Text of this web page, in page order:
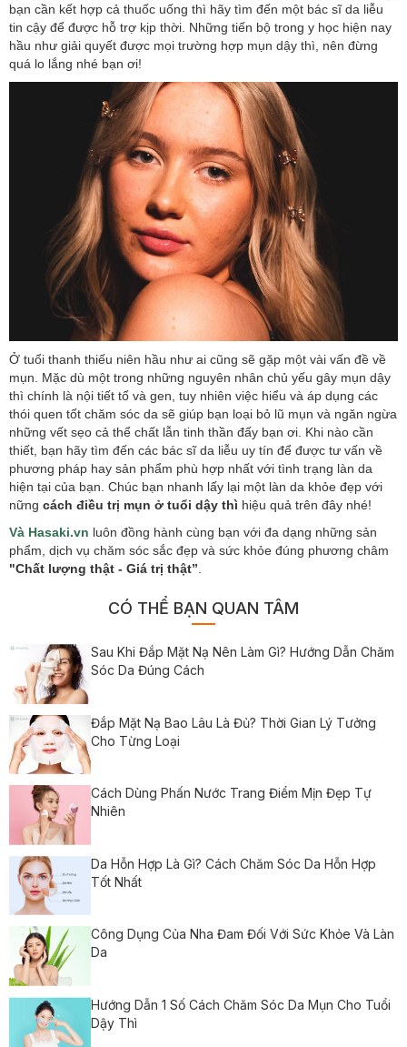
bạn cần kết hợp cả thuốc uống thì hãy tìm đến một bác sĩ da liễu
tin cậy để được hỗ trợ kịp thời. Những tiến bộ trong y học hiện nay
hầu như giải quyết được mọi trường hợp mụn dậy thì, nên đừng
quá lo lắng nhé bạn ơi!
Ở tuổi thanh thiếu niên hầu như ai cũng sẽ gặp một vài vấn đề về
mụn. Mặc dù một trong những nguyên nhân chủ yếu gây mụn dậy
thì chính là nội tiết tố và gen, tuy nhiên việc hiểu và áp dụng các
thói quen tốt chăm sóc da sẽ giúp bạn loại bỏ lũ mụn và ngăn ngừa
những vết sẹo cả thể chất lẫn tinh thần đấy bạn ơi. Khi nào cần
thiết, bạn hãy tìm đến các bác sĩ da liễu uy tín để được tư vấn về
phương pháp hay sản phẩm phù hợp nhất với tình trạng làn da
hiện tại của bạn. Chúc bạn nhanh lấy lại một làn da khỏe đẹp với
nững cách điều trị mụn ở tuổi dậy thì hiệu quả trên đây nhé!
Và Hasaki.vn luôn đồng hành cùng bạn với đa dạng những sản
phẩm, dịch vụ chăm sóc sắc đẹp và sức khỏe đúng phương châm
"Chất lượng thật - Giá trị thật”.
CÓ THỂ BẠN QUAN TÂM
Sau Khi Đắp Mặt Nạ Nên Làm Gì? Hướng Dẫn Chăm
Sóc Da Đúng Cách
Đắp Mặt Nạ Bao Lâu Là Đủ? Thời Gian Lý Tưởng
Cho Từng Loại
Cách Dùng Phấn Nước Trang Điểm Mịn Đẹp Tự
Nhiên
Da Hỗn Hợp Là Gì? Cách Chăm Sóc Da Hỗn Hợp
Tốt Nhất
Công Dụng Của Nha Đam Đối Với Sức Khỏe Và Làn
Da
Hướng Dẫn 1 Số Cách Chăm Sóc Da Mụn Cho Tuổi
Dậy Thì